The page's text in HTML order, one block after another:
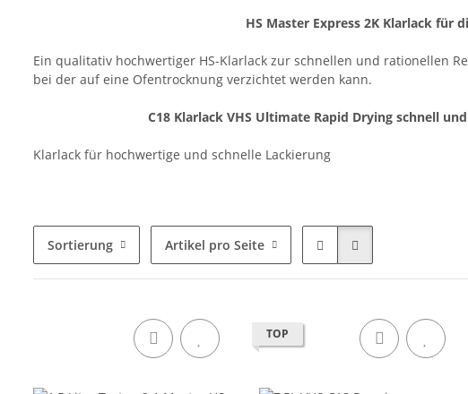
HS Master Express 2K Klarlack für
Ein qualitativ hochwertiger HS-Klarlack zur schnellen und rationellen
bei der auf eine Ofentrocknung verzichtet werden kann.
C18 Klarlack VHS Ultimate Rapid Drying schnell und
Klarlack für hochwertige und schnelle Lackierung
Sortierung Artikel pro Seite
TOP